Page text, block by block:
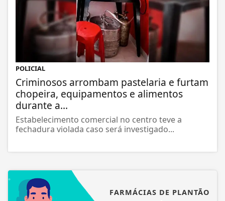
POLICIAL
Criminosos arrombam pastelaria e furtam
chopeira, equipamentos e alimentos
durante a...
Estabelecimento comercial no centro teve a
fechadura violada caso será investigado...
FARMÁCIAS DE PLANTÃO